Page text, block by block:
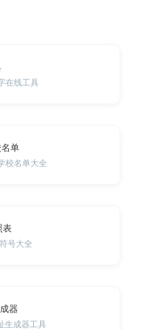
在线工具
单
校名单大全
表
号大全
器
生成器工具